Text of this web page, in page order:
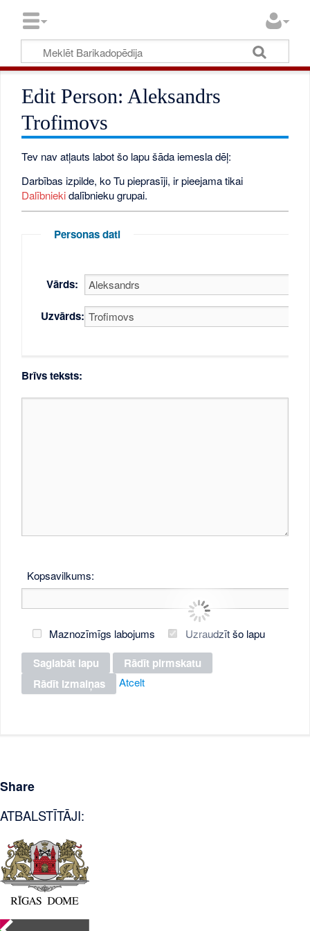
Edit Person: Aleksandrs
Trofimovs
Tev nav atļauts labot šo lapu šāda iemesla dēļ:
Darbības izpilde, ko Tu pieprasīji, ir pieejama tikai
Dalībniekidalībnieku grupai.
Personas dati
Vārds:
Uzvārds:
Brīvs teksts:
Kopsavilkums:
Maznozīmīgs labojums Uzraudzīt šo lapu
Atcelt
Share
ATBALSTĪTĀJI: